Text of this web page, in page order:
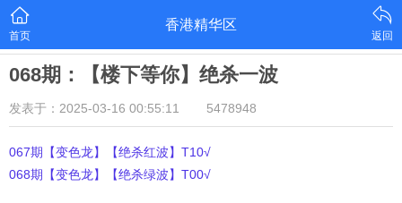
首页
香港精华区
返回
068期：【楼下等你】绝杀一波
发表于：2025-03-16 00:55:11 5478948
067期【变色龙】【绝杀红波】T10√
068期【变色龙】【绝杀绿波】T00√